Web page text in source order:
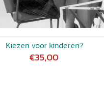
Kiezen voor kinderen?
€35,00